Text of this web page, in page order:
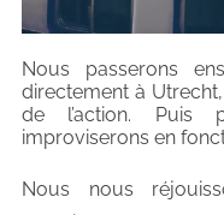
Nous passerons
directement à
de l’action. Puis
improviserons en
Nous nous